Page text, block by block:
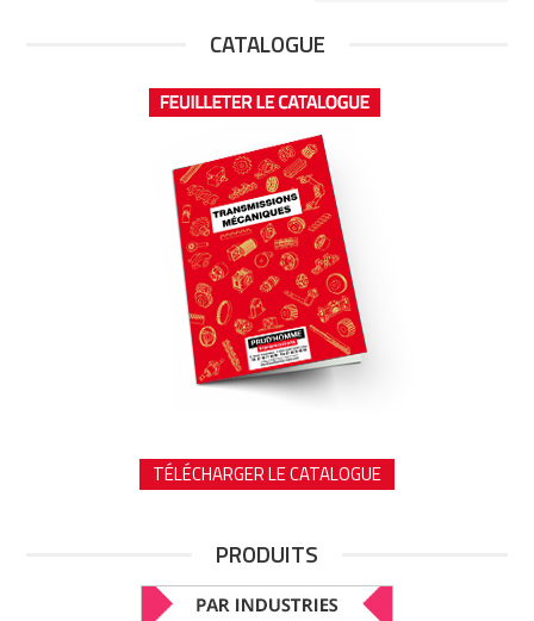
CATALOGUE
TÉLÉCHARGER LE CATALOGUE
PRODUITS